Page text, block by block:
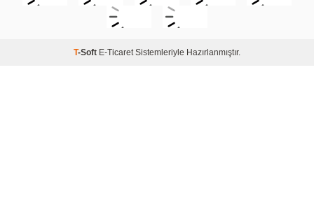
T-Soft E-TicaretSistemleriyle Hazırlanmıştır.